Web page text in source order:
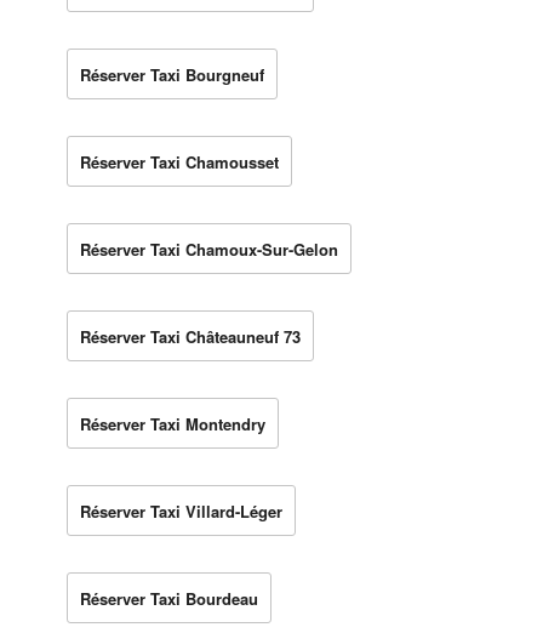
Réserver Taxi Bourgneuf
Réserver Taxi Chamousset
Réserver Taxi Chamoux-Sur-Gelon
Réserver Taxi Châteauneuf 73
Réserver Taxi Montendry
Réserver Taxi Villard-Léger
Réserver Taxi Bourdeau